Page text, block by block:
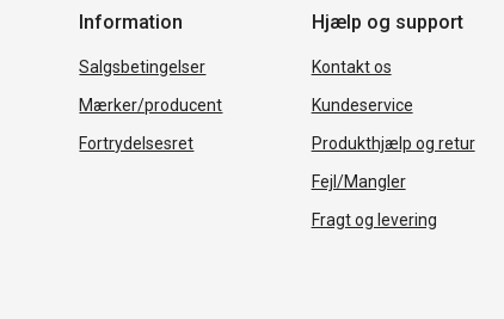
Information
Salgsbetingelser
Mærker/producent
Fortrydelsesret
Hjælp og support
Kontakt os
Kundeservice
Produkthjælp og retur
Fejl/Mangler
Fragt og levering